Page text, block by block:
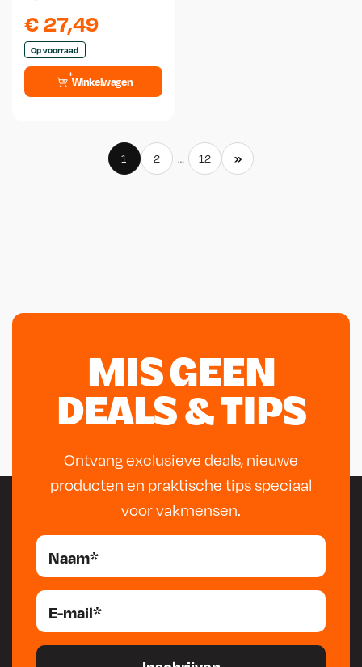
€27,49
Op voorraad
Winkelwagen
1 2 … 12 »
MIS GEEN
DEALS & TIPS
Ontvang exclusieve deals, nieuwe
producten en praktische tips speciaal
voor vakmensen.